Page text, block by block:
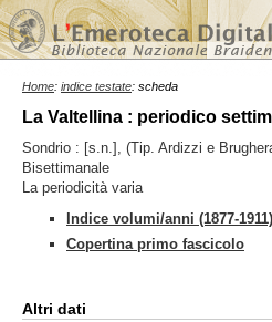
Home: indice testate: scheda
La Valtellina : periodico
Sondrio : [s.n.], (Tip. Ardizzi e
Bisettimanale
La periodicità varia
Indice volumi/anni (1877-1911)
Copertina primo fascicolo
Altri dati